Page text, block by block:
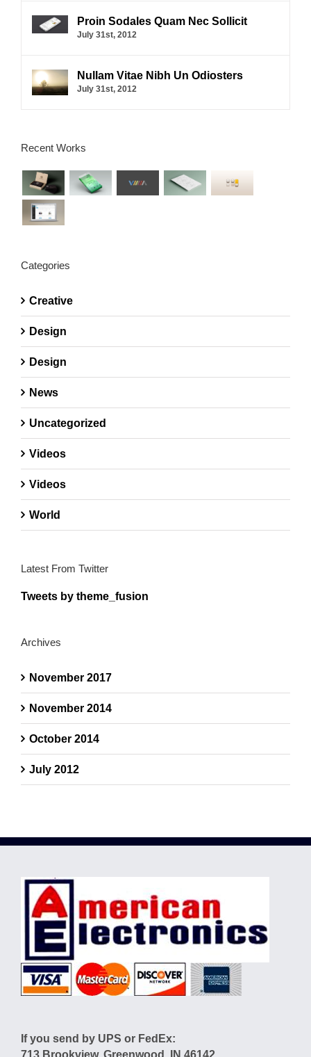
Proin Sodales Quam Nec Sollicit
July 31st, 2012
Nullam Vitae Nibh Un Odiosters
July 31st, 2012
Recent Works
Categories
Creative
Design
Design
News
Uncategorized
Videos
Videos
World
Latest From Twitter
Tweets by theme_fusion
Archives
November 2017
November 2014
October 2014
July 2012
If you send by UPS or FedEx: